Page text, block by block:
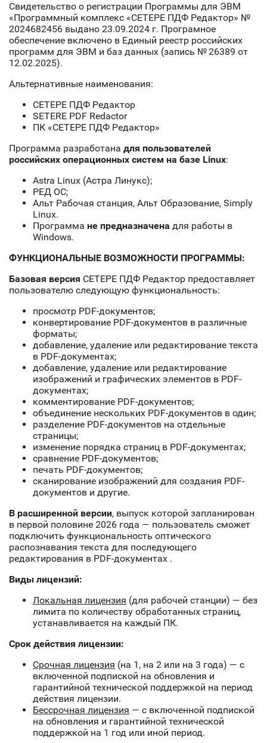
Свидетельство о регистрации Программы для ЭВМ
«Программный комплекс «СЕТЕРЕ ПДФ Редактор» №
2024682456 выдано 23.09.2024 г. Програмное
обеспечение включено в Единый реестр российских
программ для ЭВМ и баз данных (запись № 26389 от
12.02.2025).
Альтернативные наименования:
СЕТЕРЕ ПДФ Редактор
SETERE PDF Redactor
ПК «СЕТЕРЕ ПДФ Редактор»
Программа разработана для пользователей
российских операционных систем на базе Linux:
Astra Linux (Астра Линукс);
РЕД ОС;
Альт Рабочая станция, Альт Образование, Simply
Linux.
Программа не предназначена для работы в
Windows.
ФУНКЦИОНАЛЬНЫЕ ВОЗМОЖНОСТИ ПРОГРАММЫ:
Базовая версия СЕТЕРЕ ПДФ Редактор предоставляет
пользователю следующую функциональность:
просмотр PDF-документов;
конвертирование PDF-документов в различные
форматы;
добавление, удаление или редактирование текста
в PDF-документах;
добавление, удаление или редактирование
изображений и графических элементов в PDF-
документах;
комментирование PDF-документов;
объединение нескольких PDF-документов в один;
разделение PDF-документов на отдельные
страницы;
изменение порядка страниц в PDF-документах;
сравнение PDF-документов;
печать PDF-документов;
сканирование изображений для создания PDF-
документов и другие.
В расширенной версии, выпуск которой запланирован
в первой половине 2026 года — пользователь сможет
подключить функциональность оптического
распознавания текста для последующего
редактирования в PDF-документах .
Виды лицензий:
Локальная лицензия (для рабочей станции) — без
лимита по количеству обработанных страниц,
устанавливается на каждый ПК.
Срок действия лицензии:
Срочная лицензия (на 1, на 2 или на 3 года) — с
включенной подпиской на обновления и
гарантийной технической поддержкой на период
действия лицензии.
Бессрочная лицензия — с включенной подпиской
на обновления и гарантийной технической
поддержкой на 1 год или иной период.